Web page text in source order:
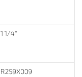
1 1/4"
R259X009